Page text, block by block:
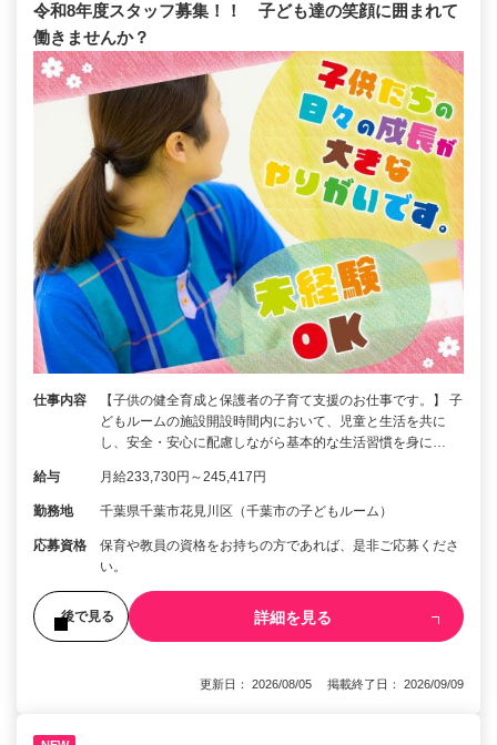
令和8年度スタッフ募集！！ 子ども達の笑顔に囲まれて
働きませんか？
仕事内容
【子供の健全育成と保護者の子育て支援のお仕事です。】 子
どもルームの施設開設時間内において、児童と生活を共に
し、安全・安心に配慮しながら基本的な生活習慣を身に…
給与 月給233,730円～245,417円
勤務地 千葉県千葉市花見川区（千葉市の子どもルーム）
応募資格
保育や教員の資格をお持ちの方であれば、是非ご応募くださ
い。
後で見る 詳細を見る
更新日： 2026/08/05 掲載終了日： 2026/09/09